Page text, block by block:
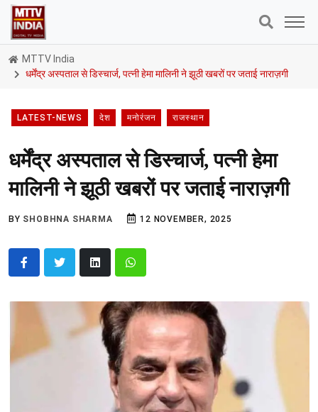
MTTV India
धर्मेंद्र अस्पताल से डिस्चार्ज, पत्नी हेमा मालिनी ने झूठी खबरों पर जताई नाराज़गी
LATEST-NEWS देश मनोरंजन राजस्थान
धर्मेंद्र अस्पताल से डिस्चार्ज, पत्नी हेमा
मालिनी ने झूठी खबरों पर जताई नाराज़गी
BY SHOBHNA SHARMA 12 NOVEMBER, 2025